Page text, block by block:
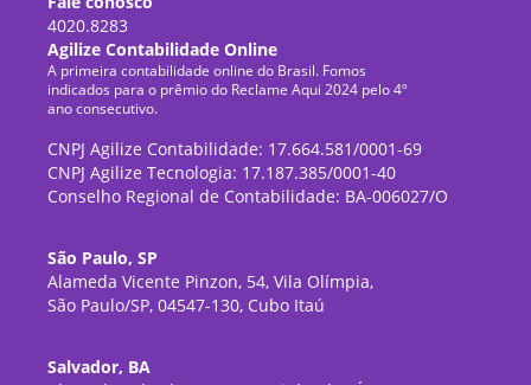
4020.8283
Agilize Contabilidade Online
A primeira contabilidade online do Brasil. Fomos
indicados para o prêmio do Reclame Aqui 2024 pelo 4º
ano consecutivo.
CNPJ Agilize Contabilidade: 17.664.581/0001-69
CNPJ Agilize Tecnologia: 17.187.385/0001-40
Conselho Regional de Contabilidade: BA-006027/O
São Paulo, SP
Alameda Vicente Pinzon, 54, Vila Olímpia,
São Paulo/SP, 04547-130, Cubo Itaú
Salvador, BA